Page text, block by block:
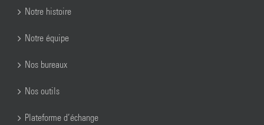
Notre histoire
Notre équipe
Nos bureaux
Nos outils
Plateforme d’échange